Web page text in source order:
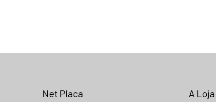
Net Placa A Loja